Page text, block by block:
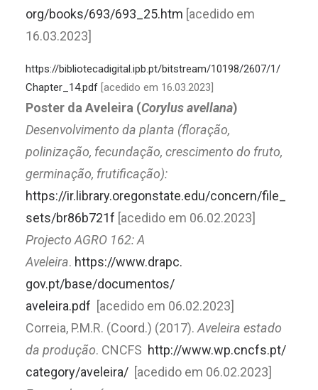
org/books/693/693_25.htm [acedido em
16.03.2023]
https://bibliotecadigital.ipb.pt/bitstream/10198/2607/1/
Chapter_14.pdf [acedido em 16.03.2023]
Poster da Aveleira (Corylus avellana)
Desenvolvimento da planta (floração,
polinização, fecundação, crescimento do fruto,
germinação, frutificação):
https://ir.library.oregonstate.edu/concern/file_
sets/br86b721f [acedido em 06.02.2023]
Projecto AGRO 162: A
Aveleira. https://www.drapc.
gov.pt/base/documentos/
aveleira.pdf [acedido em 06.02.2023]
Correia, P.M.R. (Coord.) (2017). Aveleira estado
da produção. CNCFS http://www.wp.cncfs.pt/
category/aveleira/ [acedido em 06.02.2023]